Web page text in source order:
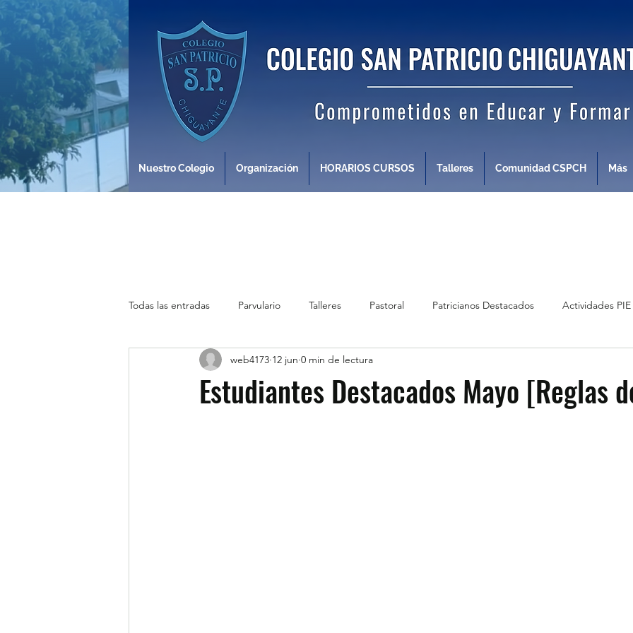
Nuestro Colegio Organización HORARIOS CURSOS Talleres Comunidad CSPCH Más
Todas las entradas Parvulario Talleres Pastoral Patricianos Destacados Actividades PIE
Estudiantes Destacados Mayo [Reglas
web4173 12 jun 0 min de lectura